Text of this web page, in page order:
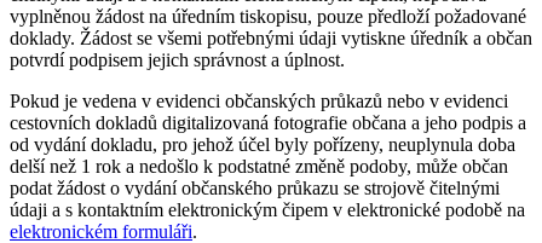
vyplněnou žádost na úředním tiskopisu, pouze předloží požadované
doklady. Žádost se všemi potřebnými údaji vytiskne úředník a občan
potvrdí podpisem jejich správnost a úplnost.
Pokud je vedena v evidenci občanských průkazů nebo v evidenci
cestovních dokladů digitalizovaná fotografie občana a jeho podpis a
od vydání dokladu, pro jehož účel byly pořízeny, neuplynula doba
delší než 1 rok a nedošlo k podstatné změně podoby, může občan
podat žádost o vydání občanského průkazu se strojově čitelnými
údaji a s kontaktním elektronickým čipem v elektronické podobě na
elektronickém formuláři.